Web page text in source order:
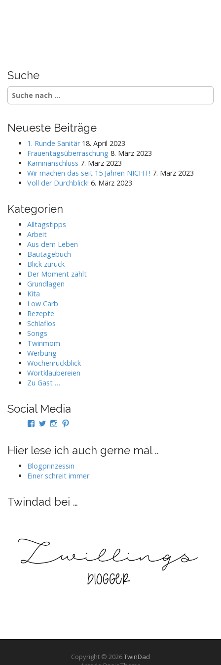
Suche
S
e
c
Neueste Beiträge
1. Runde Sanitär 18. April 2023
Frauentagsüberraschung 8. März 2023
Kaminanschluss 7. März 2023
Wir machen das seit 15 Jahren NICHT! 7. März 2023
Voll der Durchblick! 6. März 2023
Kategorien
Alltagstipps
Arbeit
Aus dem Leben
Bautagebuch
Blick zurück
Der Moment zählt
Grundlagen
Kita
Low Carb
Rezepte
Schlaflos
Songs
Twinmom
Werbung
Wochenrückblick
Wortklaubereien
Zu Gast …
Social Media
Profil
auf
Facebook
anzeigen
Profil
auf
Twitter
anzeigen
Profil
auf
Instagram
anzeigen
Profil
auf
Pinterest
anzeigen
Hier lese ich auch gerne mal ..
Blogprinzessin
Einer schreit immer
Twindad bei …
Copyright © 2026TwinDad